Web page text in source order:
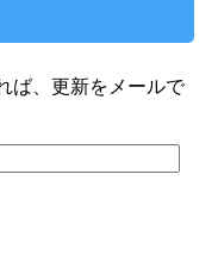
ば、更新をメールで